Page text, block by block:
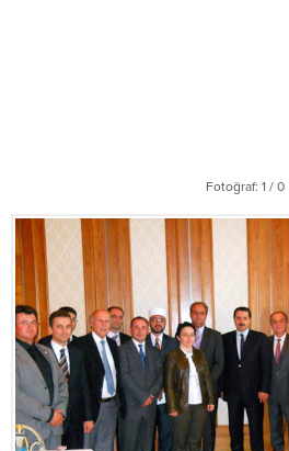
Fotoğraf: 1 / 0